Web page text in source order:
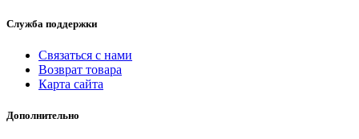
Служба поддержки
Связаться с нами
Возврат товара
Карта сайта
Дополнительно